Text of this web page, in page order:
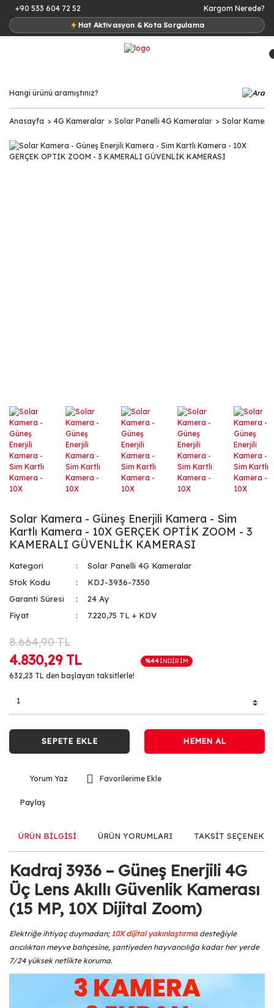
+90 533 604 72 52
Hat Aktivasyon & Kota Sorgulama
Kargom Nerede?
Anasayfa 4G Kameralar Solar Panelli 4G Kameralar Solar Kamera
Solar Kamera - Güneş Enerjili Kamera - Sim
Kartlı Kamera - 10X GERÇEK OPTİK ZOOM - 3
KAMERALI GÜVENLİK KAMERASI
Kategori
Solar Panelli 4G Kameralar
Stok Kodu
KDJ-3936-7350
Garanti Süresi
24 Ay
Fiyat
7.220,75 TL + KDV
8.664,90 TL
4.830,29 TL
632,23 TL den başlayan taksitlerle!
%44İNDİRİM
SEPETE EKLE HEMEN AL
Yorum Yaz
Paylaş
ÜRÜN BİLGİSİ ÜRÜN YORUMLARI TAKSİT
Kadraj 3936 – Güneş Enerjili 4G
Üç Lens Akıllı Güvenlik Kamerası
(15 MP, 10X Dijital Zoom)
Elektriğe ihtiyaç duymadan; 10X dijital yakınlaştırmadesteğiyle
arıcılıktan meyve bahçesine, şantiyeden hayvancılığa kadar her yerde
7/24 yüksek netlikte koruma.